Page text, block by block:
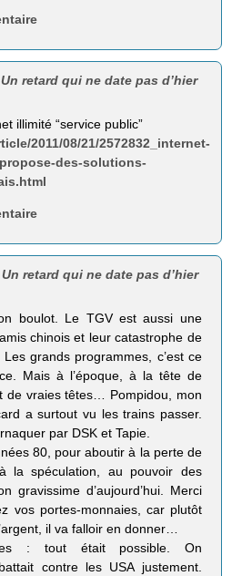
Un retard qui ne date pas d’hier
illimité “service public”
2011/08/21/2572832_internet-
des-solutions-
Un retard qui ne date pas d’hier
boulot. Le TGV est aussi une
chinois et leur catastrophe de
grands programmes, c’est ce
Mais à l’époque, à la tête de
de vraies têtes… Pompidou, mon
a surtout vu les trains passer.
par DSK et Tapie.
80, pour aboutir à la perte de
à la spéculation, au pouvoir des
gravissime d’aujourd’hui. Merci
vos portes-monnaies, car plutôt
il va falloir en donner…
: tout était possible. On
contre les USA justement.